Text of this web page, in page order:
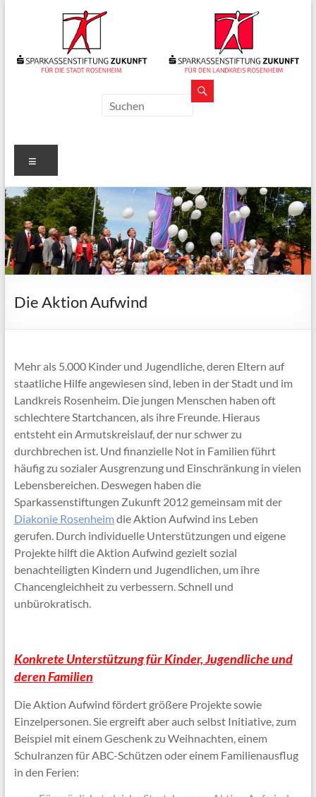
Sparkassenstiftungen
Für
Stadt
und
Landkreis
Rosenheim
Die Aktion Aufwind
Mehr als 5.000 Kinder und Jugendliche, deren Eltern auf
staatliche Hilfe angewiesen sind, leben in der Stadt und im
Landkreis Rosenheim. Die jungen Menschen haben oft
schlechtere Startchancen, als ihre Freunde. Hieraus
entsteht ein Armutskreislauf, der nur schwer zu
durchbrechen ist. Und finanzielle Not in Familien führt
häufig zu sozialer Ausgrenzung und Einschränkung in vielen
Lebensbereichen. Deswegen haben die
Sparkassenstiftungen Zukunft 2012 gemeinsam mit der
Diakonie Rosenheim die Aktion Aufwind ins Leben
gerufen. Durch individuelle Unterstützungen und eigene
Projekte hilft die Aktion Aufwind gezielt sozial
benachteiligten Kindern und Jugendlichen, um ihre
Chancengleichheit zu verbessern. Schnell und
unbürokratisch.
Konkrete Unterstützung für Kinder, Jugendliche und
deren Familien
Die Aktion Aufwind fördert größere Projekte sowie
Einzelpersonen. Sie ergreift aber auch selbst Initiative, zum
Beispiel mit einem Geschenk zu Weihnachten, einem
Schulranzen für ABC-Schützen oder einem Familienausflug
in den Ferien: